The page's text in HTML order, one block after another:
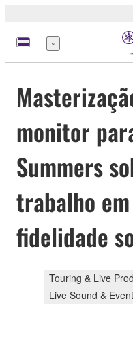
Menu
monitor
Summers
trabalho
fidelidade
Touring & Live
Live Sound &